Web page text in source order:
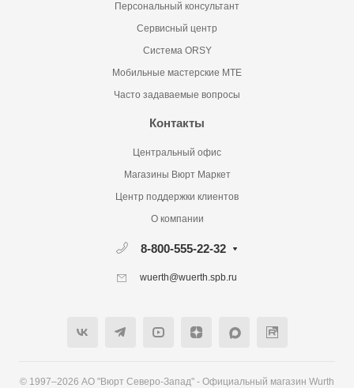
Персональный консультант
Сервисный центр
Система ORSY
Мобильные мастерские MTE
Часто задаваемые вопросы
Контакты
Центральный офис
Магазины Вюрт Маркет
Центр поддержки клиентов
О компании
8-800-555-22-32
wuerth@wuerth.spb.ru
© 1997–2026 АО "Вюрт Северо-Запад" - Официальный магазин Wurth